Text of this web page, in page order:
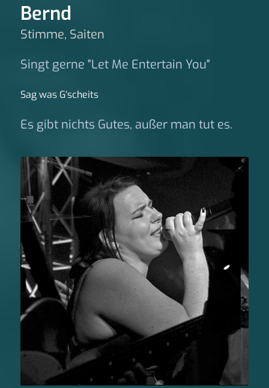
Bernd
Stimme, Saiten
Singt gerne "Let Me Entertain You"
Sag was G‘scheits
Es gibt nichts Gutes, außer man tut es.